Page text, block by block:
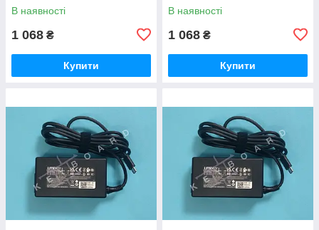
В наявності
1 068 ₴
Купити
В наявності
1 068 ₴
Купити